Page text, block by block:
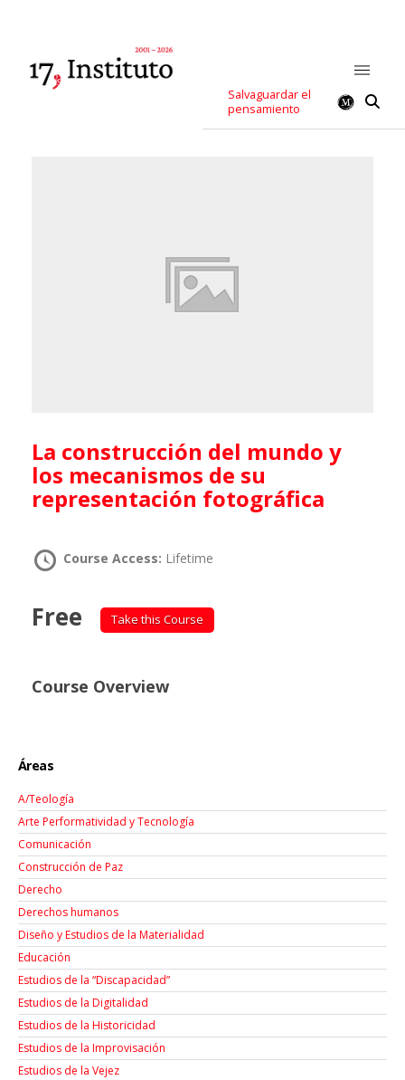
Salvaguardar el
pensamiento
La construcción del mundo y
los mecanismos de su
representación fotográfica
Course Access: Lifetime
Free Take this Course
Course Overview
Áreas
A/Teología
Arte Performatividad y Tecnología
Comunicación
Construcción de Paz
Derecho
Derechos humanos
Diseño y Estudios de la Materialidad
Educación
Estudios de la “Discapacidad”
Estudios de la Digitalidad
Estudios de la Historicidad
Estudios de la Improvisación
Estudios de la Vejez